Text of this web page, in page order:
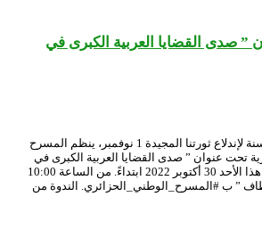
” صدى القضايا العربية الكبرى في
بمناسبة الإحتفال بمرور 68 سنة لإندلاع ثورتنا المجيدة 1 نوفمبر، ينظم المسرح
تحت عنوان ” صدى القضايا العربية الكبرى في
المسرح العربي … “، و ذلك هذا الأحد 30 أكتوبر 2022 ابتداءً. من الساعة 10:00
” ب #المسرح_الوطني_الحزائري. الندوة من